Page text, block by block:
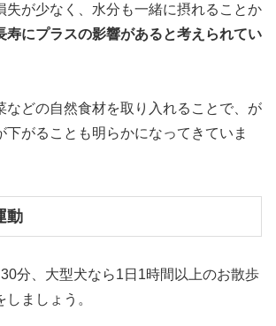
失が少なく、水分も一緒に摂れることか
寿にプラスの影響があると考えられてい
などの自然食材を取り入れることで、が
下がることも明らかになってきていま
動
分、大型犬なら1日1時間以上のお散歩
ましょう。